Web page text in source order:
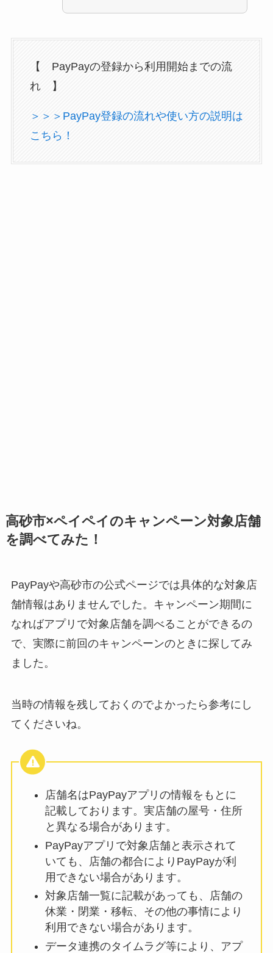
【 PayPayの登録から利用開始までの流
れ 】
＞＞＞PayPay登録の流れや使い方の説明は
こちら！
高砂市×ペイペイのキャンペーン対象店舗
を調べてみた！
PayPayや高砂市の公式ページでは具体的な対象店
舗情報はありませんでした。キャンペーン期間に
なればアプリで対象店舗を調べることができるの
で、実際に前回のキャンペーンのときに探してみ
ました。
当時の情報を残しておくのでよかったら参考にし
てくださいね。
店舗名はPayPayアプリの情報をもとに
記載しております。実店舗の屋号・住所
と異なる場合があります。
PayPayアプリで対象店舗と表示されて
いても、店舗の都合によりPayPayが利
用できない場合があります。
対象店舗一覧に記載があっても、店舗の
休業・閉業・移転、その他の事情により
利用できない場合があります。
データ連携のタイムラグ等により、アプ